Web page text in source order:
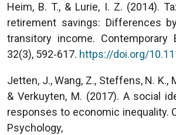
Heim, B. T., & Lurie, I. Z. (2014).
retirement savings: Differences
transitory income. Contemporary
32(3), 592‑617. https://doi.org/
Jetten, J., Wang, Z., Steffens, N. K.,
& Verkuyten, M. (2017). A social
responses to economic inequality.